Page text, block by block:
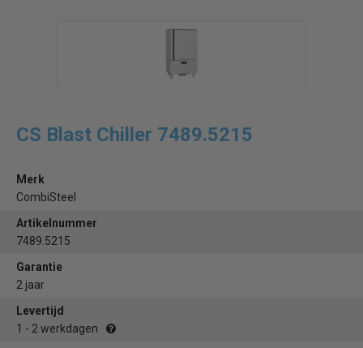
CS Blast Chiller 7489.5215
Merk
CombiSteel
Artikelnummer
7489.5215
Garantie
2 jaar
Levertijd
1 - 2 werkdagen